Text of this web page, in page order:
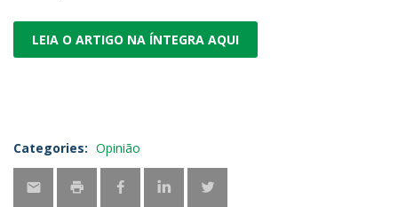
LEIA O ARTIGO NA ÍNTEGRA AQUI
Categories: Opinião